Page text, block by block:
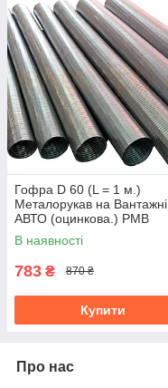
Гофра D 60 (L = 1 м.)
Металорукав на Вантажні
АВТО (оцинкова.) РМВ
60х1000
В наявності
783 ₴ 870 ₴
Купити
Про нас